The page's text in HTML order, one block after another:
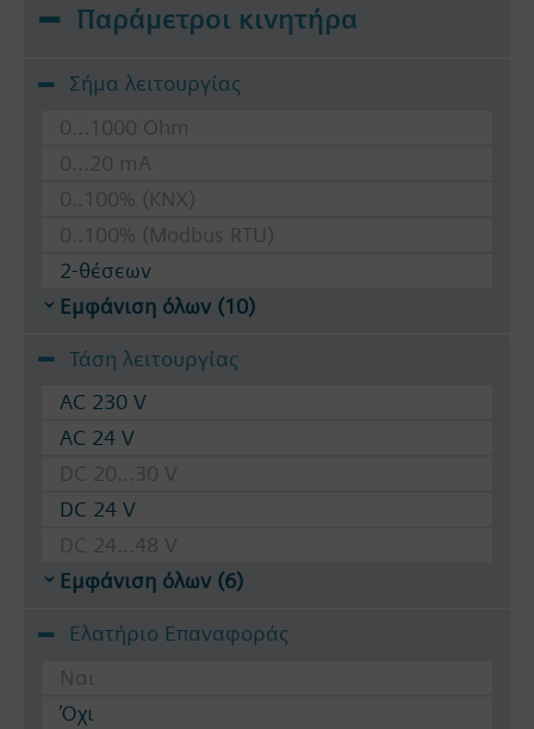
Παράμετροι κινητήρα
Σήμα λειτουργίας
0...1000 Ohm
0...20 mA
0..100% (KNX)
0..100% (Modbus RTU)
2-θέσεων
Εμφάνιση όλων (10)
Τάση λειτουργίας
AC 230 V
AC 24 V
DC 20...30 V
DC 24 V
DC 24...48 V
Εμφάνιση όλων (6)
Ελατήριο Επαναφοράς
Ναι
Όχι